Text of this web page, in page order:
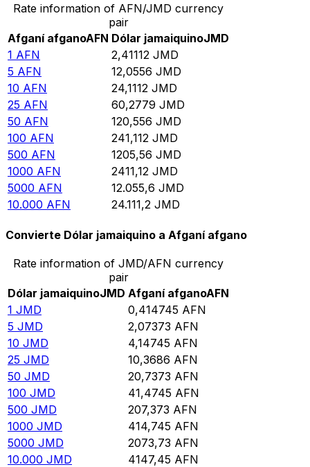
Rate information of AFN/JMD currency
pair
Afganí afganoAFN Dólar jamaiquinoJMD
1 AFN 2,41112 JMD
5 AFN 12,0556 JMD
10 AFN 24,1112 JMD
25 AFN 60,2779 JMD
50 AFN 120,556 JMD
100 AFN 241,112 JMD
500 AFN 1205,56 JMD
1000 AFN 2411,12 JMD
5000 AFN 12.055,6 JMD
10.000 AFN 24.111,2 JMD
Convierte Dólar jamaiquino a Afganí afgano
Rate information of JMD/AFN currency
pair
Dólar jamaiquinoJMD Afganí afganoAFN
1 JMD 0,414745 AFN
5 JMD 2,07373 AFN
10 JMD 4,14745 AFN
25 JMD 10,3686 AFN
50 JMD 20,7373 AFN
100 JMD 41,4745 AFN
500 JMD 207,373 AFN
1000 JMD 414,745 AFN
5000 JMD 2073,73 AFN
10.000 JMD 4147,45 AFN